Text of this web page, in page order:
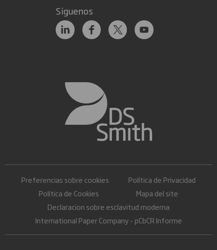
Siguenos
Preferencias sobre cookies
Política de Privacidad
Política de Cookies
Mapa del site
Declaracion sobre esclavitud moderna
International Paper Company - pCbCR Informe